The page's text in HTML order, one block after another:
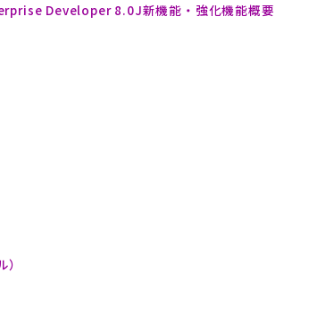
Developer 8.0J新機能・強化機能概要